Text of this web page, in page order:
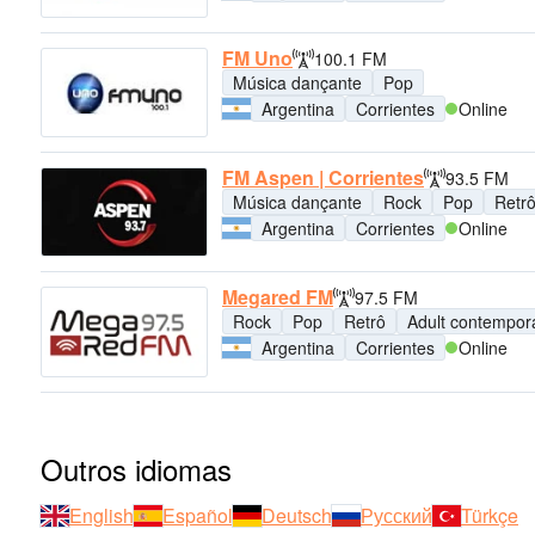
FM Uno
100.1 FM
Música dançante
Pop
Argentina
Corrientes Online
FM Aspen | Corrientes
93.5 FM
Música dançante
Rock Pop
Retrô
Argentina
Corrientes Online
Megared FM
97.5 FM
Rock
Pop Retrô
Adult
Argentina
Corrientes Online
Outros idiomas
English Español Deutsch Русский Türkçe